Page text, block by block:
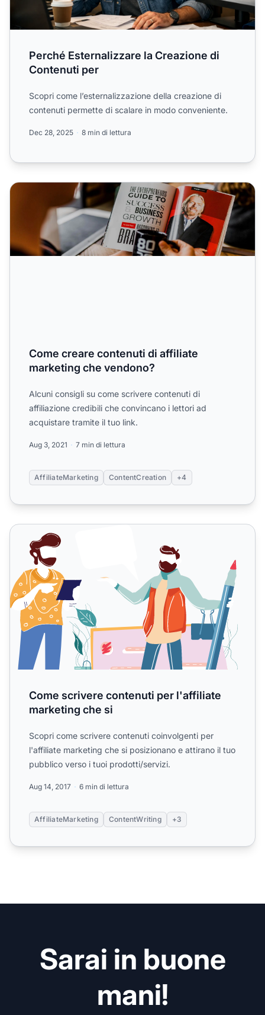
Perché Esternalizzare la Creazione di
Contenuti per
Scopri come l’esternalizzazione della creazione di
contenuti permette di scalare in modo conveniente.
Dec 28, 2025 8 min di lettura
Come creare contenuti di affiliate marketing che
Come creare contenuti di affiliate
marketing che vendono?
Alcuni consigli su come scrivere contenuti di
affiliazione credibili che convincano i lettori ad
acquistare tramite il tuo link.
Aug 3, 2021 7 min di lettura
AffiliateMarketing ContentCreation +4
Come scrivere contenuti per l'affiliate marketing che si
Come scrivere contenuti per l'affiliate
marketing che si
Scopri come scrivere contenuti coinvolgenti per
l'affiliate marketing che si posizionano e attirano il tuo
pubblico verso i tuoi prodotti/servizi.
Aug 14, 2017 6 min di lettura
AffiliateMarketing ContentWriting +3
Sarai in buone
mani!